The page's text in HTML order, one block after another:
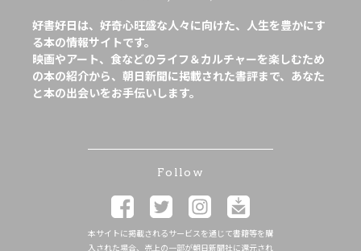
好書好日は、好奇心旺盛な人々に向けた、人生を豊かにす
る本の情報サイトです。
映画やアート、食などのライフ＆カルチャーを楽しむため
の本の紹介から、朝日新聞に掲載された書評まで、あなた
と本の出会いをお手伝いします。
Follow
本サイトに掲載されるサービスを通じて書籍等を購
入された場合、売上の一部が朝日新聞社に還元され